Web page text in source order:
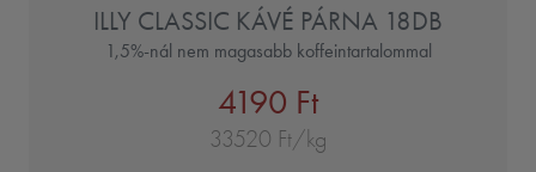
ILLY CLASSIC KÁVÉ PÁRNA 18DB
1,5%-nál nem magasabb koffeintartalommal
4190 Ft
33520 Ft/kg